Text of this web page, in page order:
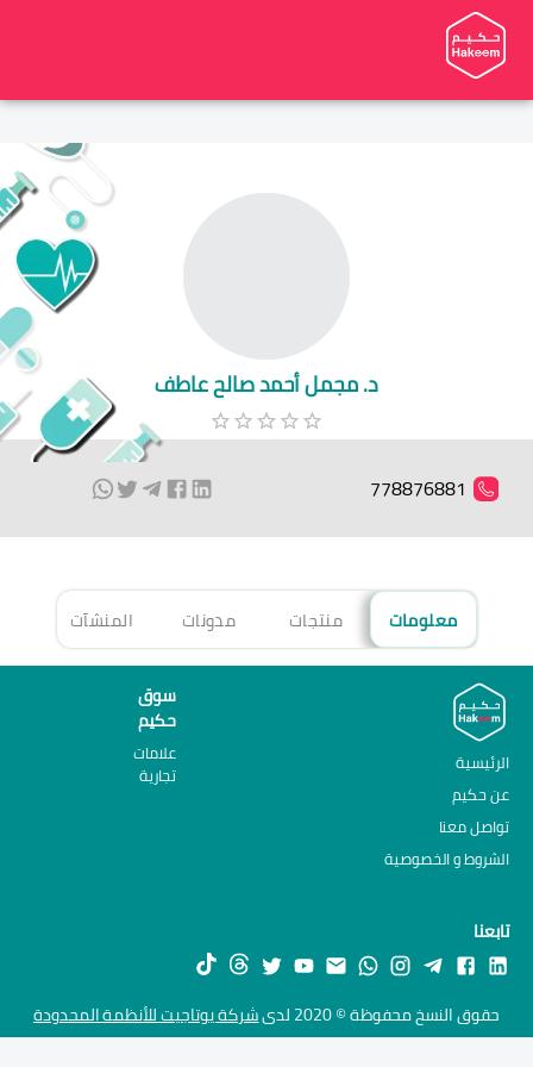
د. مجمل أحمد صالح عاطف
778876881
معلومات منتجات مدونات المنشآت
الرئيسية
عن حكيم
تواصل معنا
الشروط و الخصوصية
سوق
حكيم
علامات
تجارية
تابعنا
حقوق النسخ محفوظة © 2020 لدى شركة يوتاجيت للأنظمة المحدودة